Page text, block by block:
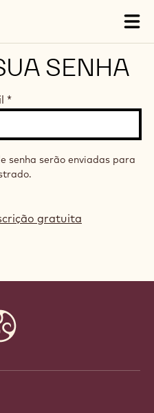
SENHA
*
senha serão enviadas para
gratuita